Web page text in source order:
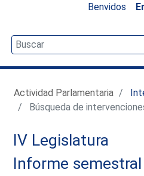
Benvidos
Actividad Parlamentaria
Búsqueda de
IV Legislatura
Informe